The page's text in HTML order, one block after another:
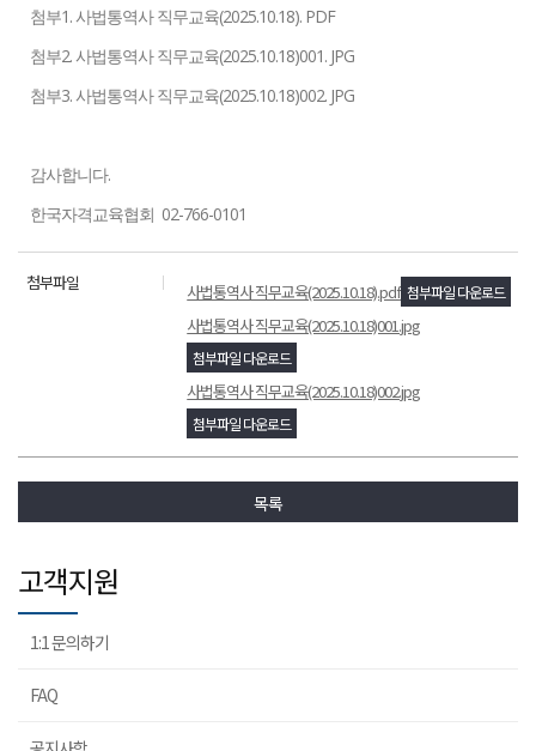
첨부1. 사법통역사 직무교육(2025.10.18). PDF
첨부2.사법통역사 직무교육(2025.10.18)001. JPG
첨부3. 사법통역사 직무교육(2025.10.18)002. JPG
감사합니다.
한국자격교육협회 02-766-0101
첨부파일 사법통역사 직무교육(2025.10.18).pdf 첨부파일 다운로드
사법통역사 직무교육(2025.10.18)001.jpg
첨부파일 다운로드
사법통역사 직무교육(2025.10.18)002.jpg
첨부파일 다운로드
목록
고객지원
1:1 문의하기
FAQ